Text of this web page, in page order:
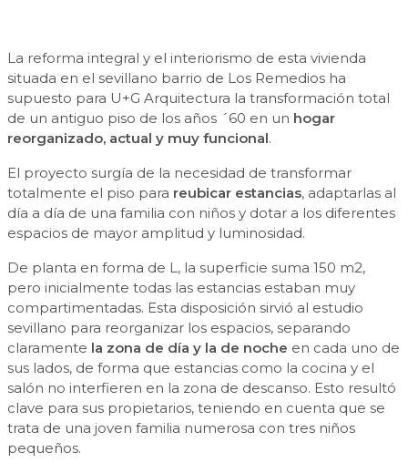
La reforma integral y el interiorismo de esta vivienda
situada en el sevillano barrio de Los Remedios ha
supuesto para U+G Arquitectura la transformación total
de un antiguo piso de los años ´60 en un hogar
reorganizado, actual y muy funcional.
El proyecto surgía de la necesidad de transformar
totalmente el piso para reubicar estancias, adaptarlas al
día a día de una familia con niños y dotar a los diferentes
espacios de mayor amplitud y luminosidad.
De planta en forma de L, la superficie suma 150 m2,
pero inicialmente todas las estancias estaban muy
compartimentadas. Esta disposición sirvió al estudio
sevillano para reorganizar los espacios, separando
claramente la zona de día y la de noche en cada uno de
sus lados, de forma que estancias como la cocina y el
salón no interfieren en la zona de descanso. Esto resultó
clave para sus propietarios, teniendo en cuenta que se
trata de una joven familia numerosa con tres niños
pequeños.